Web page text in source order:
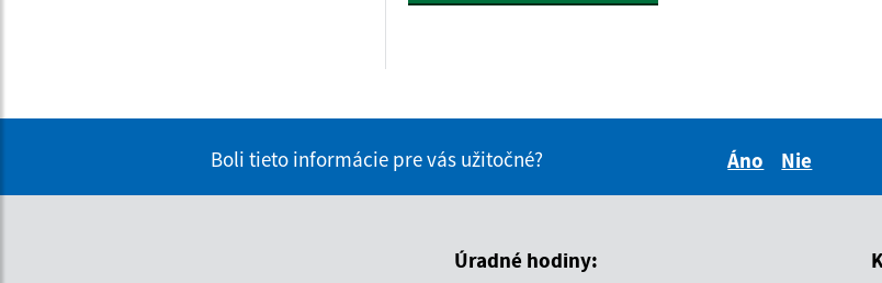
Boli tieto informácie pre vás užitočné?
Áno
Nie
Úradné hodiny: